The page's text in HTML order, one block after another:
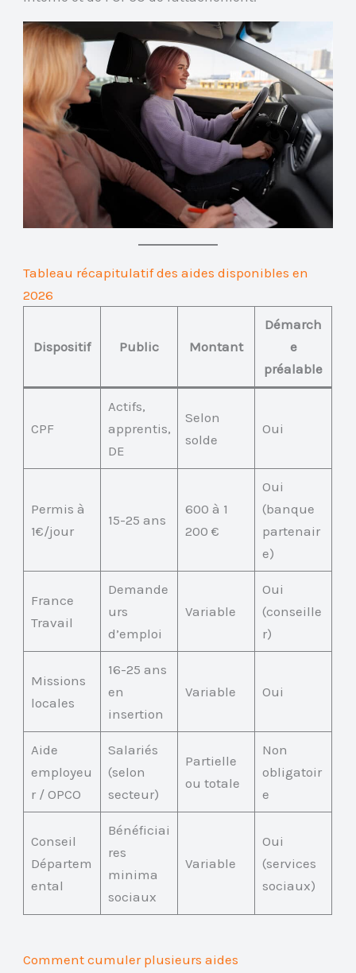
Tableau récapitulatif des aides disponibles en
2026
Dispositif Public Montant
Démarch
e
préalable
CPF
Actifs,
apprentis,
DE
Selon
solde
Oui
Permis à
1€/jour
15-25 ans
600 à 1
200 €
Oui
(banque
partenair
e)
France
Travail
Demande
urs
d’emploi
Variable
Oui
(conseille
r)
Missions
locales
16-25 ans
en
insertion
Variable Oui
Aide
employeu
r / OPCO
Salariés
(selon
secteur)
Partielle
ou totale
Non
obligatoir
e
Conseil
Départem
ental
Bénéficiai
res
minima
sociaux
Variable
Oui
(services
sociaux)
Comment cumuler plusieurs aides